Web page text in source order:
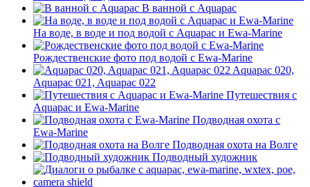
В ванной с Aquapac
На воде, в воде и под водой с Aquapac и Ewa-Marine
Рождественские фото под водой с Ewa-Marine
Aquapac 020,
Aquapac 021, Aquapac 022
Путешествия с
Aquapac и Ewa-Marine
Подводная охота с
Ewa-Marine
Подводная охота на Волге
Подводный художник